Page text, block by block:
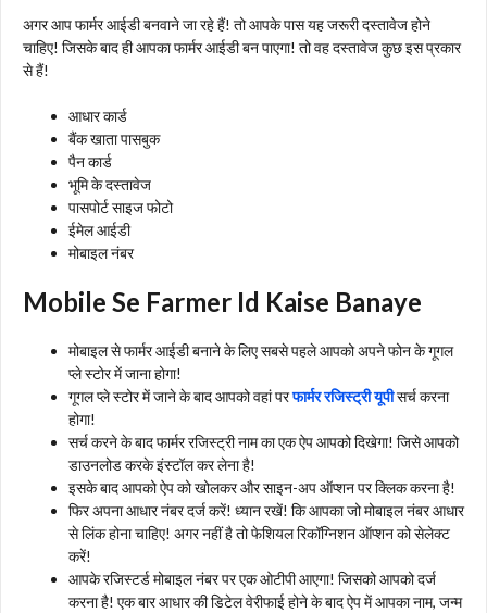
अगर आप फार्मर आईडी बनवाने जा रहे हैं! तो आपके पास यह जरूरी दस्तावेज होने
चाहिए! जिसके बाद ही आपका फार्मर आईडी बन पाएगा! तो वह दस्तावेज कुछ इस प्रकार
से हैं!
आधार कार्ड
बैंक खाता पासबुक
पैन कार्ड
भूमि के दस्तावेज
पासपोर्ट साइज फोटो
ईमेल आईडी
मोबाइल नंबर
Mobile Se Farmer Id Kaise Banaye
मोबाइल से फार्मर आईडी बनाने के लिए सबसे पहले आपको अपने फोन के गूगल
प्ले स्टोर में जाना होगा!
गूगल प्ले स्टोर में जाने के बाद आपको वहां परफार्मर रजिस्ट्री यूपीसर्च करना
होगा!
सर्च करने के बाद फार्मर रजिस्ट्री नाम का एक ऐप आपको दिखेगा! जिसे आपको
डाउनलोड करके इंस्टॉल कर लेना है!
इसके बाद आपको ऐप को खोलकर और साइन-अप ऑप्शन पर क्लिक करना है!
फिर अपना आधार नंबर दर्ज करें! ध्यान रखें! कि आपका जो मोबाइल नंबर आधार
से लिंक होना चाहिए! अगर नहीं है तो फेशियल रिकॉग्निशन ऑप्शन को सेलेक्ट
करें!
आपके रजिस्टर्ड मोबाइल नंबर पर एक ओटीपी आएगा! जिसको आपको दर्ज
करना है! एक बार आधार की डिटेल वेरीफाई होने के बाद ऐप में आपका नाम, जन्म